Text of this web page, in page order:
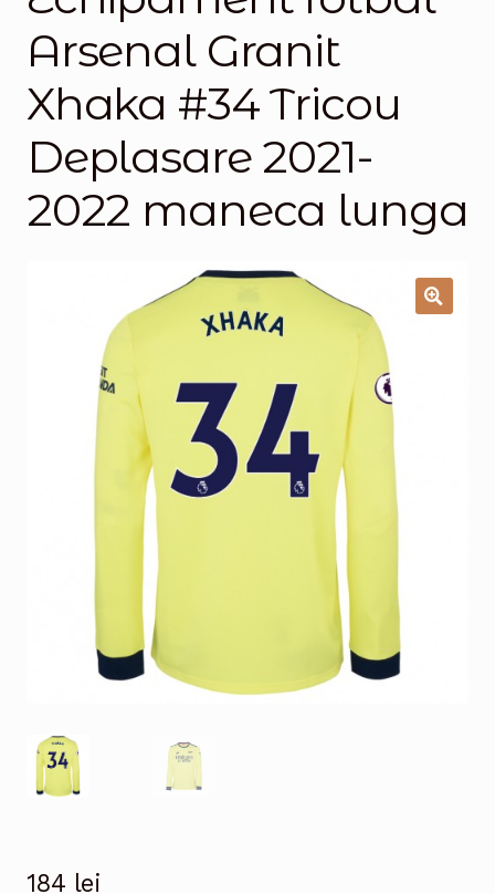
Magazinul
Arsenal Granit
Xhaka #34 Tricou
Deplasare 2021-
2022 maneca lunga
184 lei